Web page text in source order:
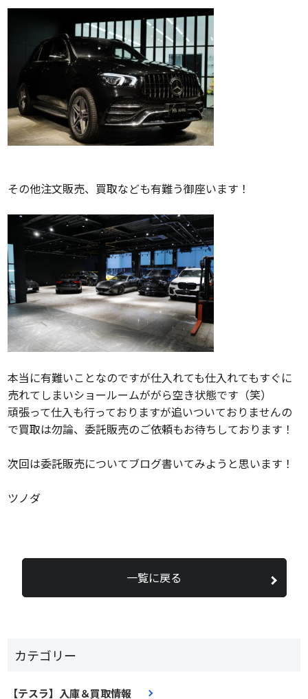
カテゴリー
【テスラ】入庫＆買取情報
その他注文販売、買取なども有難う御座います！
本当に有難いことなのですが仕入れても仕入れてもすぐに
売れてしまいショールームががら空き状態です（笑）
頑張って仕入も行っておりますが追いついておりませんの
で買取は勿論、委託販売のご依頼もお待ちしております！
次回は委託販売についてブログ書いてみようと思います！
ツノダ
一覧に戻る